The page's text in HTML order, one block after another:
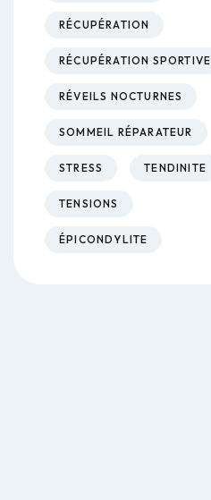
RÉCUPÉRATION
RÉCUPÉRATION SPORTIVE
RÉVEILS NOCTURNES
SOMMEIL RÉPARATEUR
STRESS TENDINITE
TENSIONS
ÉPICONDYLITE